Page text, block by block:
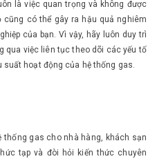
là việc quan trọng và không được
có thể gây ra hậu quả nghiêm
của bạn. Vì vậy, hãy luôn duy trì
qua việc liên tục theo dõi các yếu tố
suất hoạt động của hệ thống gas.
thống gas cho nhà hàng, khách sạn
tạp và đòi hỏi kiến thức chuyên